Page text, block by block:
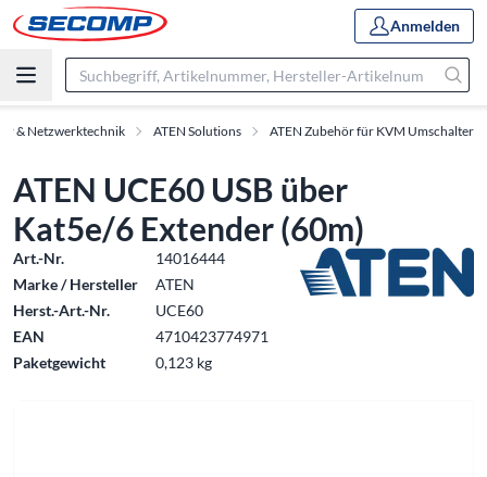
Anmelden
& Netzwerktechnik ATEN Solutions ATEN Zubehör für KVM Umschalter
ATEN UCE60 USB über
Kat5e/6 Extender (60m)
Art.-Nr.
14016444
Marke / Hersteller
ATEN
Herst.-Art.-Nr.
UCE60
EAN
4710423774971
Paketgewicht
0,123 kg